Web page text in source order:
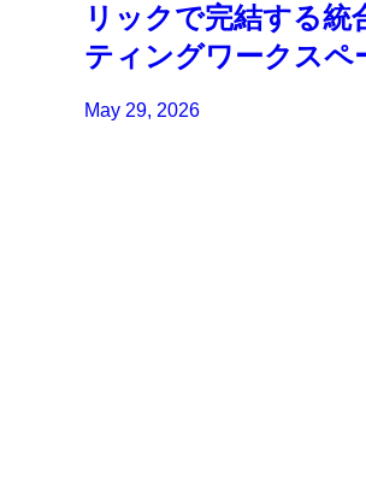
リックで完結する統
ティングワークスペ
May 29, 2026